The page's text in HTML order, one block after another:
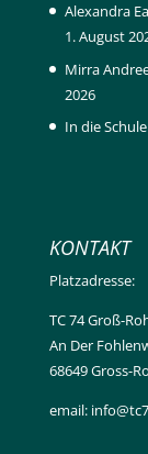
Alexandra
1. August
Mirra
2026
In die
KONTAKT
Platzadresse:
TC 74 Groß-
An Der
68649 Gross-
email: